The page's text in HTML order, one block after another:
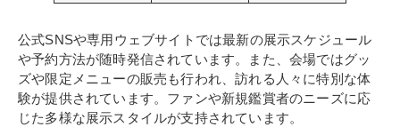
公式SNSや専用ウェブサイトでは最新の展示スケジュール
や予約方法が随時発信されています。また、会場ではグッ
ズや限定メニューの販売も行われ、訪れる人々に特別な体
験が提供されています。ファンや新規鑑賞者のニーズに応
じた多様な展示スタイルが支持されています。